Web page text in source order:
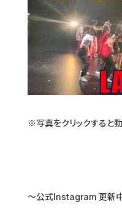
※写真をクリックすると
〜公式Instagram 更新